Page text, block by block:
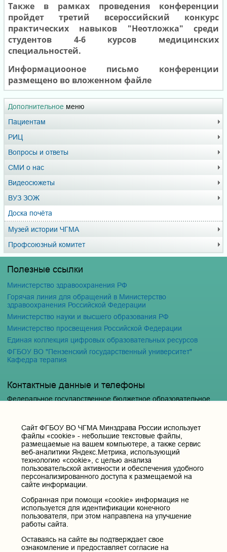
Дополнительное меню
Пациентам
РИЦ
Вопросы и ответы
СМИ о нас
Видеосюжеты
ВУЗ ЗОЖ
Доска почёта
Музей истории ЧГМА
Профсоюзный комитет
Также в рамках проведения конференции
пройдет третий всероссийский конкурс
практических навыков "Неотложка" среди
студентов 4-6 курсов медицинских
специальностей.
Информациооное письмо конференции
размещено во вложенном файле
Полезные ссылки
Министерство здравоохранения РФ
Горячая линия для обращений в Министерство
здравоохранения Российской Федерации
Министерство науки и высшего образования РФ
Министерство просвещения Российской Федерации
Единая коллекция цифровых образовательных ресурсов
ФГБОУ ВО "Пензенский государственный университет"
Кафедра терапия
Контактные данные и телефоны
Федеральное государственное бюджетное образовательное
здравоохранения Российской Федерации
Юридический и фактический адрес:
672000, Российская Федерация, Забайкальский край, г. Чита, ул.
Горького, д. 39 «а».
Телефон приёмной ректора:
8 (3022) 35-43-24
Электронная почта:
pochta@chitgma.ru
Официальная группа «ВКонтакте»:
https://vk.com/news_chgma
Официальный канал «Телеграмм»:
https://t.me/chgma75
Cайт ФГБОУ ВО ЧГМА Минздрава России использует
файлы «cookie» - небольшие текстовые файлы,
размещаемые на вашем компьютере, а также сервис
веб-аналитики Яндекс.Метрика, использующий
технологию «cookie», с целью анализа
пользовательской активности и обеспечения удобного
персонализированного доступа к размещаемой на
сайте информации.
Собранная при помощи «cookie» информация не
используется для идентификации конечного
пользователя, при этом направлена на улучшение
работы сайта.
Оставаясь на сайте вы подтверждает свое
ознакомление и предоставляет согласие на